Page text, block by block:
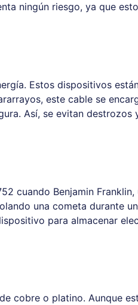
ningún riesgo, ya que
Estos dispositivos
este cable se
Así, se evitan destrozos
cuando Benjamin
una cometa durante
para almacenar
cobre o platino. Aunque